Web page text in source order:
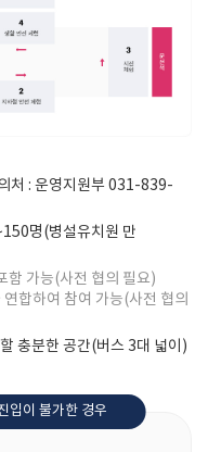
처 : 운영지원부 031-839-
명(병설유치원 만
함 가능(사전 협의 필요)
합하여 참여 가능(사전 협의
충분한 공간(버스 3대 넓이)
입이 불가한 경우